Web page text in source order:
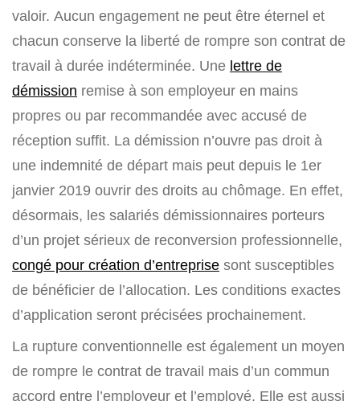
valoir. Aucun engagement ne peut être éternel et
chacun conserve la liberté de rompre son contrat de
travail à durée indéterminée. Une lettre de
démission remise à son employeur en mains
propres ou par recommandée avec accusé de
réception suffit. La démission n’ouvre pas droit à
une indemnité de départ mais peut depuis le 1er
janvier 2019 ouvrir des droits au chômage. En effet,
désormais, les salariés démissionnaires porteurs
d’un projet sérieux de reconversion professionnelle,
congé pour création d’entreprise sont susceptibles
de bénéficier de l’allocation. Les conditions exactes
d’application seront précisées prochainement.
La rupture conventionnelle est également un moyen
de rompre le contrat de travail mais d’un commun
accord entre l’employeur et l’employé. Elle est aussi